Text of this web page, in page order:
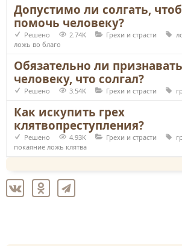
Допустимо ли солгать,
помочь человеку?
Решено 2.74K Грехи и страсти
ложь во благо
Обязательно ли
человеку, что солгал?
Решено 3.54K Грехи и страсти
Как искупить грех
клятвопреступления?
Решено 4.93K Грехи и страсти
покаяние ложь клятва